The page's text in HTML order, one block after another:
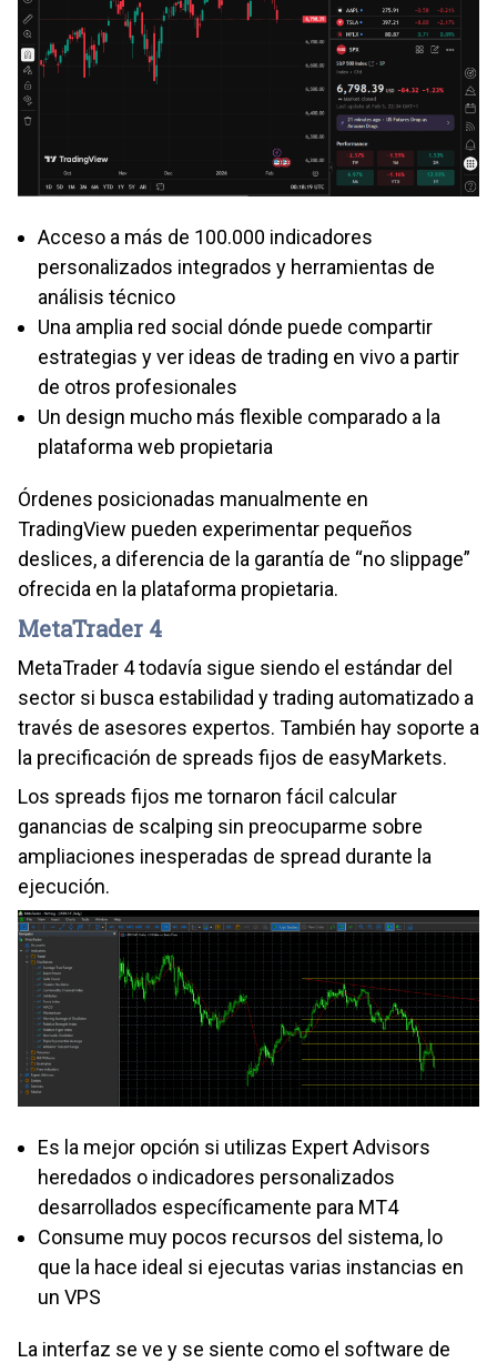
Acceso a más de 100.000 indicadores
personalizados integrados y herramientas de
análisis técnico
Una amplia red social dónde puede compartir
estrategias y ver ideas de trading en vivo a partir
de otros profesionales
Un design mucho más flexible comparado a la
plataforma web propietaria
Órdenes posicionadas manualmente en
TradingView pueden experimentar pequeños
deslices, a diferencia de la garantía de “no slippage”
ofrecida en la plataforma propietaria.
MetaTrader 4
MetaTrader 4 todavía sigue siendo el estándar del
sector si busca estabilidad y trading automatizado a
través de asesores expertos. También hay soporte a
la precificación de spreads fijos de easyMarkets.
Los spreads fijos me tornaron fácil calcular
ganancias de scalping sin preocuparme sobre
ampliaciones inesperadas de spread durante la
ejecución.
Es la mejor opción si utilizas Expert Advisors
heredados o indicadores personalizados
desarrollados específicamente para MT4
Consume muy pocos recursos del sistema, lo
que la hace ideal si ejecutas varias instancias en
un VPS
La interfaz se ve y se siente como el software de